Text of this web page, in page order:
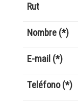
Rut
Nombre (*)
E-mail (*)
Teléfono (*)